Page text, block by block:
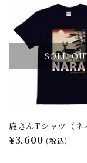
SOLD
鹿さんTシャツ（ネ
¥3,600 (税込)